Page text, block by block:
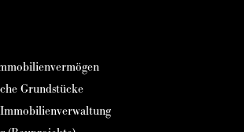
Grundstücke